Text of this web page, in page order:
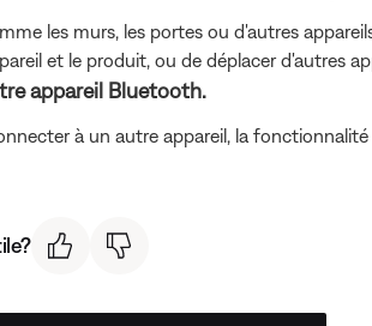
les murs, les portes ou d'autres
et le produit, ou de déplacer d'autres
appareil Bluetooth.
à un autre appareil, la